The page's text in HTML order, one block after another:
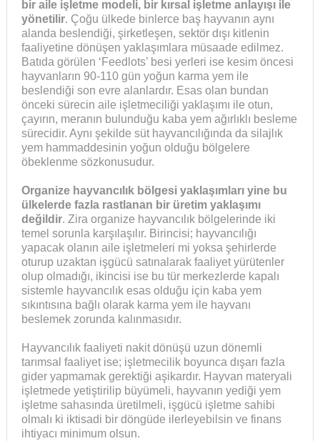
bir aile işletme modeli, bir kırsal işletme anlayışı ile
yönetilir. Çoğu ülkede binlerce baş hayvanın aynı
alanda beslendiği, şirketleşen, sektör dışı kitlenin
faaliyetine dönüşen yaklaşımlara müsaade edilmez.
Batıda görülen ‘Feedlots’ besi yerleri ise kesim öncesi
hayvanların 90-110 gün yoğun karma yem ile
beslendiği son evre alanlardır. Esas olan bundan
önceki sürecin aile işletmeciliği yaklaşımı ile otun,
çayırın, meranın bulunduğu kaba yem ağırlıklı besleme
sürecidir. Aynı şekilde süt hayvancılığında da silajlık
yem hammaddesinin yoğun olduğu bölgelere
öbeklenme sözkonusudur.
Organize hayvancılık bölgesi yaklaşımları yine bu
ülkelerde fazla rastlanan bir üretim yaklaşımı
değildir. Zira organize hayvancılık bölgelerinde iki
temel sorunla karşılaşılır. Birincisi; hayvancılığı
yapacak olanın aile işletmeleri mi yoksa şehirlerde
oturup uzaktan işgücü satınalarak faaliyet yürütenler
olup olmadığı, ikincisi ise bu tür merkezlerde kapalı
sistemle hayvancılık esas olduğu için kaba yem
sıkıntısına bağlı olarak karma yem ile hayvanı
beslemek zorunda kalınmasıdır.
Hayvancılık faaliyeti nakit dönüşü uzun dönemli
tarımsal faaliyet ise; işletmecilik boyunca dışarı fazla
gider yapmamak gerektiği aşikardır. Hayvan materyali
işletmede yetiştirilip büyümeli, hayvanın yediği yem
işletme sahasında üretilmeli, işgücü işletme sahibi
olmalı ki iktisadi bir döngüde ilerleyebilsin ve finans
ihtiyacı minimum olsun.